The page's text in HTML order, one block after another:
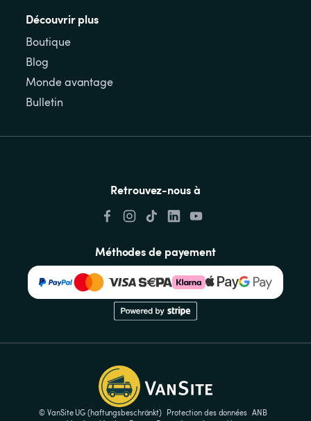
Découvrir plus
Boutique
Blog
Monde avantage
Bulletin
Retrouvez-nous à
Méthodes de payement
© VanSite UG (haftungsbeschränkt) Protection des données ANB